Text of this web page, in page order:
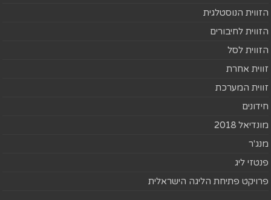
הזווית הנוסטלגית
הזווית לחיבורים
הזווית לסל
זווית אחרת
זווית המערכת
חידונים
מונדיאל 2018
מנג'ר
פנטזי ליג
פרויקט פתיחת הליגה הישראלית